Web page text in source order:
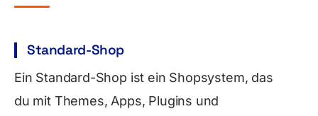
Standard-Shop
Ein Standard-Shop ist ein Shopsystem, das
du mit Themes, Apps, Plugins und